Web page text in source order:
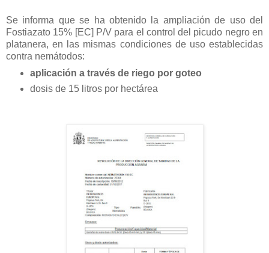
Se informa que se ha obtenido la ampliación de uso del
Fostiazato 15% [EC] P/V para el control del picudo negro en
platanera, en las mismas condiciones de uso establecidas
contra nemátodos:
aplicación a través de riego por goteo
dosis de 15 litros por hectárea